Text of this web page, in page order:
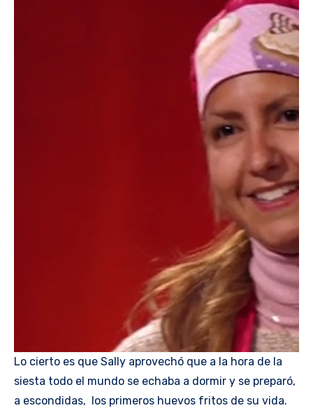
Lo cierto es que Sally aprovechó que a la hora de la
siesta todo el mundo se echaba a dormir y se preparó,
a escondidas, los primeros huevos fritos de su vida.